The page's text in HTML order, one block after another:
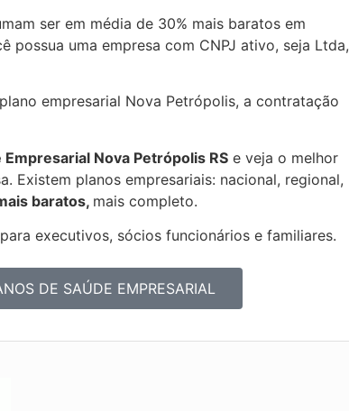
ser em média de 30% mais baratos em
possua uma empresa com CNPJ ativo, seja Ltda,
empresarial Nova Petrópolis, a contratação
Empresarial Nova Petrópolis RS e veja o melhor
Existem planos empresariais: nacional, regional,
baratos, mais completo.
executivos, sócios funcionários e familiares.
DE SAÚDE EMPRESARIAL